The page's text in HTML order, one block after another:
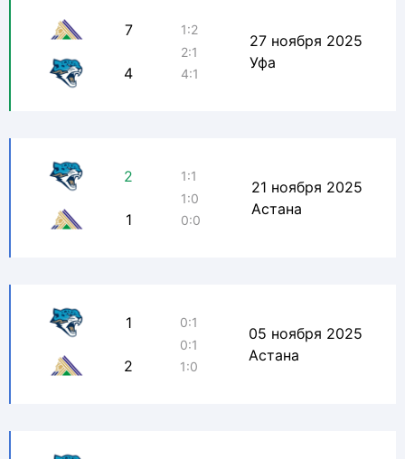
7
4
1:2
2:1
4:1
27 ноября 2025
Уфа
2
1
1:1
1:0
0:0
21 ноября 2025
Астана
1
2
0:1
0:1
1:0
05 ноября 2025
Астана